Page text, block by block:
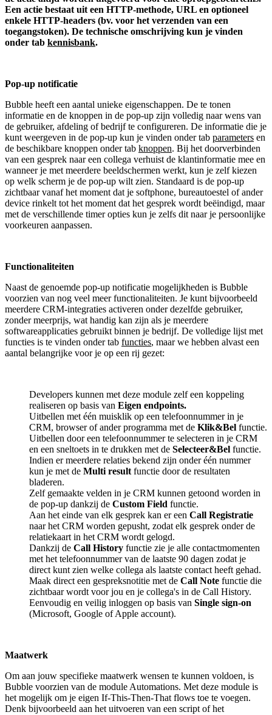
Een actie bestaat uit een HTTP-methode, URL en optioneel
enkele HTTP-headers (bv. voor het verzenden van een
toegangstoken). De technische omschrijving kun je vinden
onder tab kennisbank.
Pop-up notificatie
Bubble heeft een aantal unieke eigenschappen. De te tonen
informatie en de knoppen in de pop-up zijn volledig naar wens van
de gebruiker, afdeling of bedrijf te configureren. De informatie die je
kunt weergeven in de pop-up kun je vinden onder tab parameters en
de beschikbare knoppen onder tab knoppen. Bij het doorverbinden
van een gesprek naar een collega verhuist de klantinformatie mee en
wanneer je met meerdere beeldschermen werkt, kun je zelf kiezen
op welk scherm je de pop-up wilt zien. Standaard is de pop-up
zichtbaar vanaf het moment dat je softphone, bureautoestel of ander
device rinkelt tot het moment dat het gesprek wordt beëindigd, maar
met de verschillende timer opties kun je zelfs dit naar je persoonlijke
voorkeuren aanpassen.
Functionaliteiten
Naast de genoemde pop-up notificatie mogelijkheden is Bubble
voorzien van nog veel meer functionaliteiten. Je kunt bijvoorbeeld
meerdere CRM-integraties activeren onder dezelfde gebruiker,
zonder meerprijs, wat handig kan zijn als je meerdere
softwareapplicaties gebruikt binnen je bedrijf. De volledige lijst met
functies is te vinden onder tab functies, maar we hebben alvast een
aantal belangrijke voor je op een rij gezet:
Developers kunnen met deze module zelf een koppeling
realiseren op basis van Eigen endpoints.
Uitbellen met één muisklik op een telefoonnummer in je
CRM, browser of ander programma met de Klik&Bel functie.
Uitbellen door een telefoonnummer te selecteren in je CRM
en een sneltoets in te drukken met de Selecteer&Bel functie.
Indien er meerdere relaties bekend zijn onder één nummer
kun je met de Multi result functie door de resultaten
bladeren.
Zelf gemaakte velden in je CRM kunnen getoond worden in
de pop-up dankzij de Custom Field functie.
Aan het einde van elk gesprek kan er een Call Registratie
naar het CRM worden gepusht, zodat elk gesprek onder de
relatiekaart in het CRM wordt gelogd.
Dankzij de Call History functie zie je alle contactmomenten
met het telefoonnummer van de laatste 90 dagen zodat je
direct kunt zien welke collega als laatste contact heeft gehad.
Maak direct een gespreksnotitie met de Call Note functie die
zichtbaar wordt voor jou en je collega's in de Call History.
Eenvoudig en veilig inloggen op basis van Single sign-on
(Microsoft, Google of Apple account).
Maatwerk
Om aan jouw specifieke maatwerk wensen te kunnen voldoen, is
Bubble voorzien van de module Automations. Met deze module is
het mogelijk om je eigen If-This-Then-That flows toe te voegen.
Denk bijvoorbeeld aan het uitvoeren van een script of het